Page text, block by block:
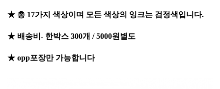
★ 총 17가지 색상이며 모든 색상의 잉크는 검정색입니다.
​★ ​배송비- 한박스 300개 / 5000원별도
★ opp포장만 가능합니다